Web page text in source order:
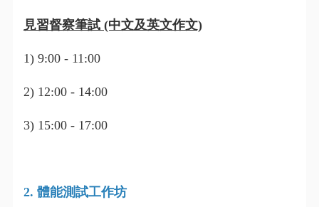
見習督察筆試 (中文及英文作文)
1) 9:00 - 11:00
2) 12:00 - 14:00
3) 15:00 - 17:00
2. 體能測試工作坊